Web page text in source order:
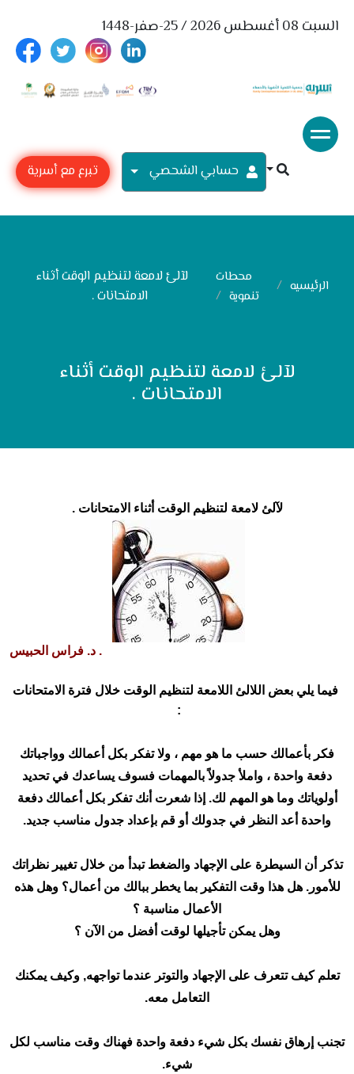
السبت 08 أغسطس 2026 / 25-صفر-1448
حسابي الشحصي تبرع مع أسرية
الرئيسيه
محطات
تنموية
لآلئ لامعة لتنظيم الوقت أثناء
الامتحانات .
لآلئ لامعة لتنظيم الوقت أثناء
الامتحانات .
لآلئ لامعة لتنظيم الوقت أثناء الامتحانات.
د. فراس الحبيس .
فيما يلي بعض اللالئ اللامعة لتنظيم الوقت خلال فترة الامتحانات
:
فكر بأعمالك حسب ما هو مهم ، ولا تفكر بكل أعمالك وواجباتك
دفعة واحدة ، واملأ جدولاً بالمهمات فسوف يساعدك في تحديد
أولوياتك وما هو المهم لك. إذا شعرت أنك تفكر بكل أعمالك دفعة
واحدة أعد النظر في جدولك أو قم بإعداد جدول مناسب جديد.
تذكر أن السيطرة على الإجهاد والضغط تبدأ من خلال تغيير نظراتك
للأمور. هل هذا وقت التفكير بما يخطر ببالك من أعمال؟ وهل هذه
الأعمال مناسبة ؟
وهل يمكن تأجيلها لوقت أفضل من الآن ؟
تعلم كيف تتعرف على الإجهاد والتوتر عندما تواجهه, وكيف يمكنك
التعامل معه.
تجنب إرهاق نفسك بكل شيء دفعة واحدة فهناك وقت مناسب لكل
شيء.